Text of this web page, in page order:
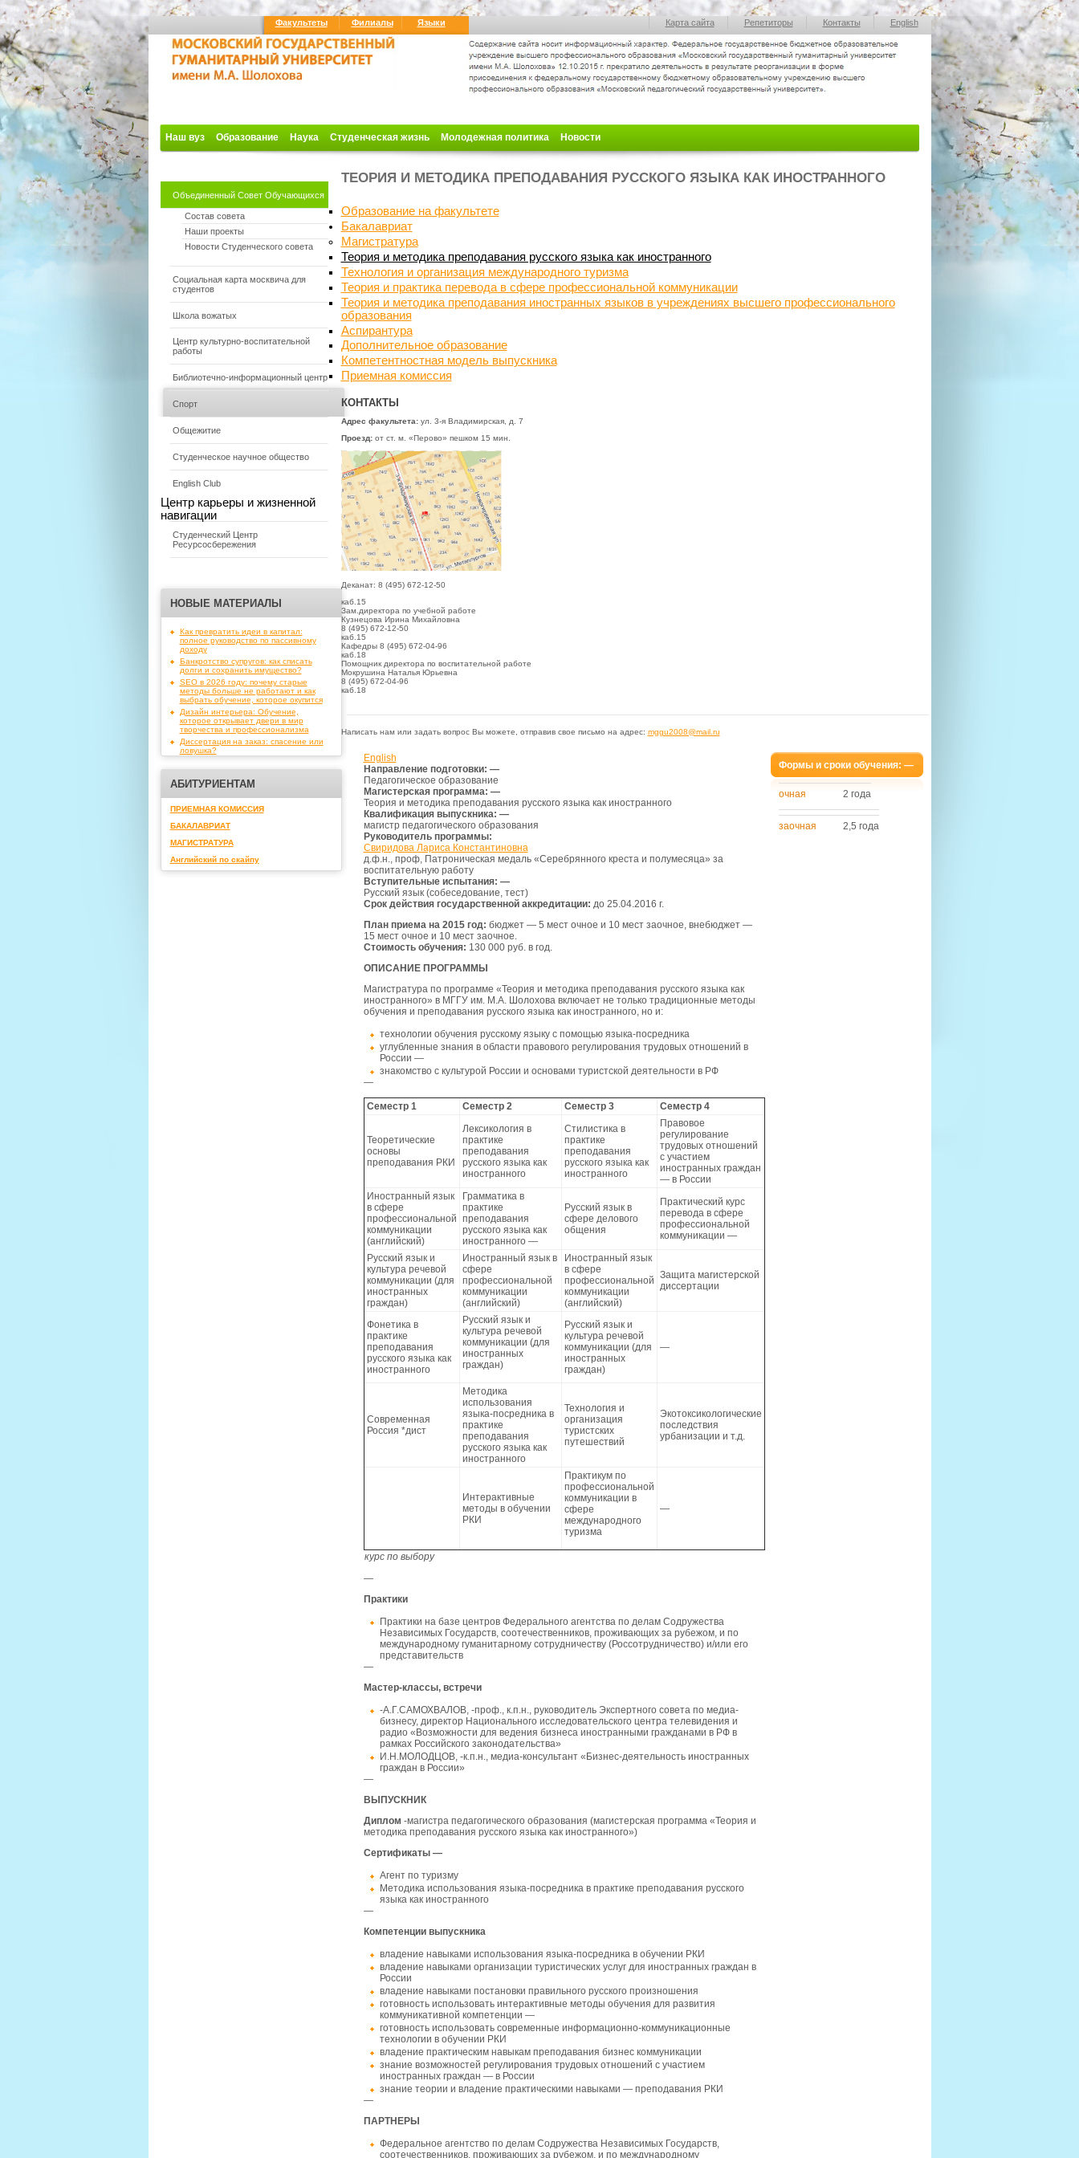
Факультеты Филиалы Языки Карта сайта Репетиторы Контакты English
Наш вуз Образование Наука Студенческая жизнь Молодежная политика Новости
Объединенный Совет Обучающихся
Состав совета
Наши проекты
Новости Студенческого совета
Социальная карта москвича для
студентов
Школа вожатых
Центр культурно-воспитательной
работы
Библиотечно-информационный центр
Спорт
Общежитие
Студенческое научное общество
English Club
Центр карьеры и жизненной
навигации
Студенческий Центр
Ресурсосбережения
НОВЫЕ МАТЕРИАЛЫ
Как превратить идеи в капитал:
полное руководство по пассивному
доходу
Банкротство супругов: как списать
долги и сохранить имущество?
SEO в 2026 году: почему старые
методы больше не работают и как
выбрать обучение, которое окупится
Дизайн интерьера: Обучение,
которое открывает двери в мир
творчества и профессионализма
Диссертация на заказ: спасение или
ловушка?
АБИТУРИЕНТАМ
ПРИЕМНАЯ КОМИССИЯ
БАКАЛАВРИАТ
МАГИСТРАТУРА
Английский по скайпу
ТЕОРИЯ И МЕТОДИКА ПРЕПОДАВАНИЯ РУССКОГО ЯЗЫКА КАК ИНОСТРАННОГО
Образование на факультете
Бакалавриат
Магистратура
Теория и методика преподавания русского языка как иностранного
Технология и организация международного туризма
Теория и практика перевода в сфере профессиональной коммуникации
Теория и методика преподавания иностранных языков в учреждениях высшего профессионального
образования
Аспирантура
Дополнительное образование
Компетентностная модель выпускника
Приемная комиссия
КОНТАКТЫ
Адрес факультета: ул. 3-я Владимирская, д. 7
Проезд: от ст. м. «Перово» пешком 15 мин.
Деканат: 8 (495) 672-12-50
каб.15
Зам.директора по учебной работе
Кузнецова Ирина Михайловна
8 (495) 672-12-50
каб.15
Кафедры 8 (495) 672-04-96
каб.18
Помощник директора по воспитательной работе
Мокрушина Наталья Юрьевна
8 (495) 672-04-96
каб.18
Написать нам или задать вопрос Вы можете, отправив свое письмо на адрес: mggu2008@mail.ru
Формы и сроки обучения: —
очная 2 года
заочная 2,5 года
English
Направление подготовки: —
Педагогическое образование
Магистерская программа: —
Теория и методика преподавания русского языка как иностранного
Квалификация выпускника: —
магистр педагогического образования
Руководитель программы:
Свиридова Лариса Константиновна
д.ф.н., проф, Патроническая медаль «Серебрянного креста и полумесяца» за
воспитательную работу
Вступительные испытания: —
Русский язык (собеседование, тест)
Срок действия государственной аккредитации: до 25.04.2016 г.
План приема на 2015 год: бюджет — 5 мест очное и 10 мест заочное, внебюджет —
15 мест очное и 10 мест заочное.
Стоимость обучения: 130 000 руб. в год.
ОПИСАНИЕ ПРОГРАММЫ
Магистратура по программе «Теория и методика преподавания русского языка как
иностранного» в МГГУ им. М.А. Шолохова включает не только традиционные методы
обучения и преподавания русского языка как иностранного, но и:
технологии обучения русскому языку с помощью языка-посредника
углубленные знания в области правового регулирования трудовых отношений в
России —
знакомство с культурой России и основами туристской деятельности в РФ
—
Семестр 1 Семестр 2 Семестр 3 Семестр 4
Теоретические
основы
преподавания РКИ
Лексикология в
практике
преподавания
русского языка как
иностранного
Стилистика в
практике
преподавания
русского языка как
иностранного
Правовое
регулирование
трудовых отношений
с участием
иностранных граждан
— в России
Иностранный язык
в сфере
профессиональной
коммуникации
(английский)
Грамматика в
практике
преподавания
русского языка как
иностранного —
Русский язык в
сфере делового
общения
Практический курс
перевода в сфере
профессиональной
коммуникации —
Русский язык и
культура речевой
коммуникации (для
иностранных
граждан)
Иностранный язык в
сфере
профессиональной
коммуникации
(английский)
Иностранный язык
в сфере
профессиональной
коммуникации
(английский)
Защита магистерской
диссертации
Фонетика в
практике
преподавания
русского языка как
иностранного
Русский язык и
культура речевой
коммуникации (для
иностранных
граждан)
Русский язык и
культура речевой
коммуникации (для
иностранных
граждан)
—
Современная
Роcсия *дист
Методика
использования
языка-посредника в
практике
преподавания
русского языка как
иностранного
Технология и
организация
туристских
путешествий
Экотоксикологические
последствия
урбанизации и т.д.
Интерактивные
методы в обучении
РКИ
Практикум по
профессиональной
коммуникации в
сфере
международного
туризма
—
курс по выбору
—
Практики
Практики на базе центров Федерального агентства по делам Содружества
Независимых Государств, соотечественников, проживающих за рубежом, и по
международному гуманитарному сотрудничеству (Россотрудничество) и/или его
представительств
—
Мастер-классы, встречи
-А.Г.САМОХВАЛОВ, -проф., к.п.н., руководитель Экспертного совета по медиа-
бизнесу, директор Национального исследовательского центра телевидения и
радио «Возможности для ведения бизнеса иностранными гражданами в РФ в
рамках Российского законодательства»
И.Н.МОЛОДЦОВ, -к.п.н., медиа-консультант «Бизнес-деятельность иностранных
граждан в России»
—
ВЫПУСКНИК
Диплом -магистра педагогического образования (магистерская программа «Теория и
методика преподавания русского языка как иностранного»)
Сертификаты —
Агент по туризму
Методика использования языка-посредника в практике преподавания русского
языка как иностранного
—
Компетенции выпускника
владение навыками использования языка-посредника в обучении РКИ
владение навыками организации туристических услуг для иностранных граждан в
России
владение навыками постановки правильного русского произношения
готовность использовать интерактивные методы обучения для развития
коммуникативной компетенции —
готовность использовать современные информационно-коммуникационные
технологии в обучении РКИ
владение практическим навыкам преподавания бизнес коммуникации
знание возможностей регулирования трудовых отношений с участием
иностранных граждан — в России
знание теории и владение практическими навыками — преподавания РКИ
—
ПАРТНЕРЫ
Федеральное агентство по делам Содружества Независимых Государств,
соотечественников, проживающих за рубежом, и по международному